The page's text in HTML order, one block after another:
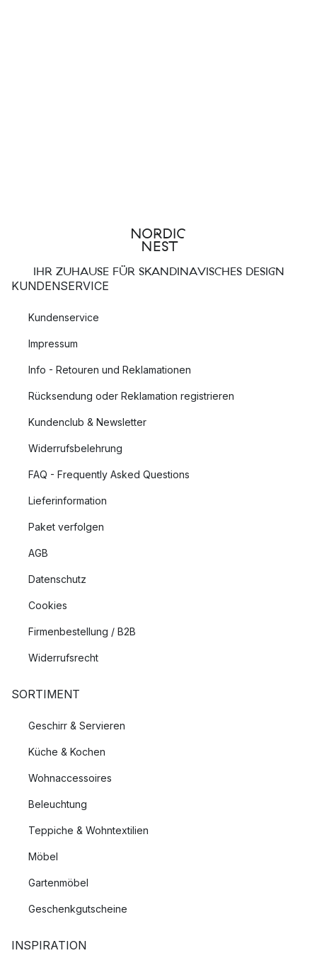
IHR ZUHAUSE FÜR SKANDINAVISCHES DESIGN
KUNDENSERVICE
Kundenservice
Impressum
Info - Retouren und Reklamationen
Rücksendung oder Reklamation registrieren
Kundenclub & Newsletter
Widerrufsbelehrung
FAQ - Frequently Asked Questions
Lieferinformation
Paket verfolgen
AGB
Datenschutz
Cookies
Firmenbestellung / B2B
Widerrufsrecht
SORTIMENT
Geschirr & Servieren
Küche & Kochen
Wohnaccessoires
Beleuchtung
Teppiche & Wohntextilien
Möbel
Gartenmöbel
Geschenkgutscheine
INSPIRATION